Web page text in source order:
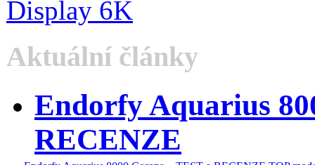
Aktuální články
Endorfy Aquarius
RECENZE